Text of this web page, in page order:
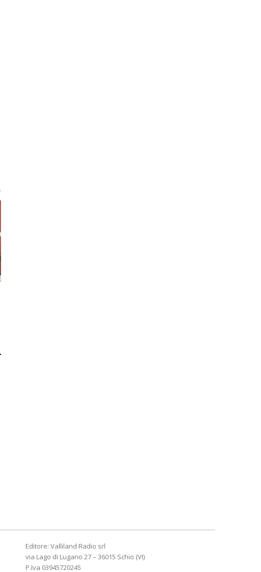
Editore: Valliland Radio srl
via Lago di Lugano 27 – 36015 Schio (VI)
P.Iva 03945720245